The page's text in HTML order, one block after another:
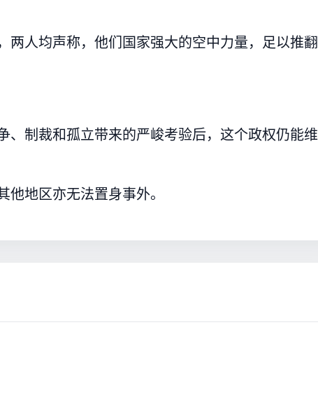
两人均声称，他们国家强大的空中力量，足以推翻
、制裁和孤立带来的严峻考验后，这个政权仍能维
地区亦无法置身事外。